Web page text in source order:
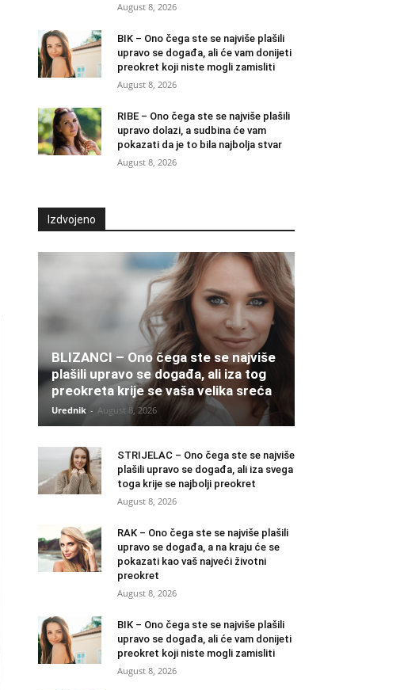
August 8, 2026
BIK – Ono čega ste se najviše plašili
upravo se događa, ali će vam donijeti
preokret koji niste mogli zamisliti
August 8, 2026
RIBE – Ono čega ste se najviše plašili
upravo dolazi, a sudbina će vam
pokazati da je to bila najbolja stvar
August 8, 2026
Izdvojeno
BLIZANCI – Ono čega ste se najviše
plašili upravo se događa, ali iza tog
preokreta krije se vaša velika sreća
Urednik - August 8, 2026
STRIJELAC – Ono čega ste se najviše
plašili upravo se događa, ali iza svega
toga krije se najbolji preokret
August 8, 2026
RAK – Ono čega ste se najviše plašili
upravo se događa, a na kraju će se
pokazati kao vaš najveći životni
preokret
August 8, 2026
BIK – Ono čega ste se najviše plašili
upravo se događa, ali će vam donijeti
preokret koji niste mogli zamisliti
August 8, 2026